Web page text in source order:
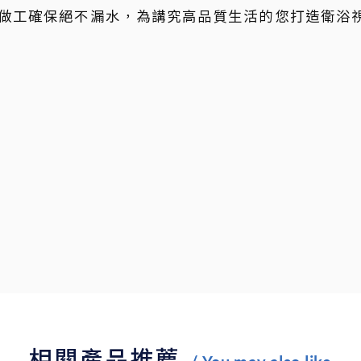
工確保絕不漏水，為講究高品質生活的您打造衛浴